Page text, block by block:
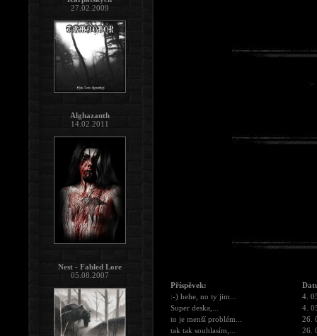
Příspěvek:
:-) hehe, no ty jim...
4.
Super deska,...
4.
to je menší problém...
26.
tak tak souhlasím,...
26.
27.02.2009
Alghazanth
14.02.2011
Nest - Fabled Lore
05.08.2007